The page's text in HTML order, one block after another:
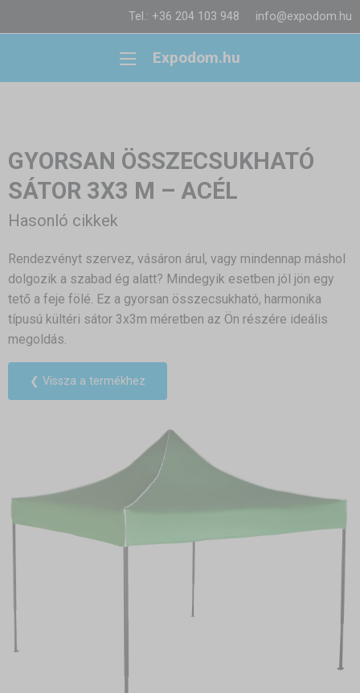
Tel.: +36 204 103 948 info@expodom.hu
Expodom.hu
GYORSAN ÖSSZECSUKHATÓ
SÁTOR 3X3 M – ACÉL
Hasonló cikkek
Rendezvényt szervez, vásáron árul, vagy mindennap máshol
dolgozik a szabad ég alatt? Mindegyik esetben jól jön egy
tető a feje fölé. Ez a gyorsan összecsukható, harmonika
típusú kültéri sátor 3x3m méretben az Ön részére ideális
megoldás.
❮ Vissza a termékhez